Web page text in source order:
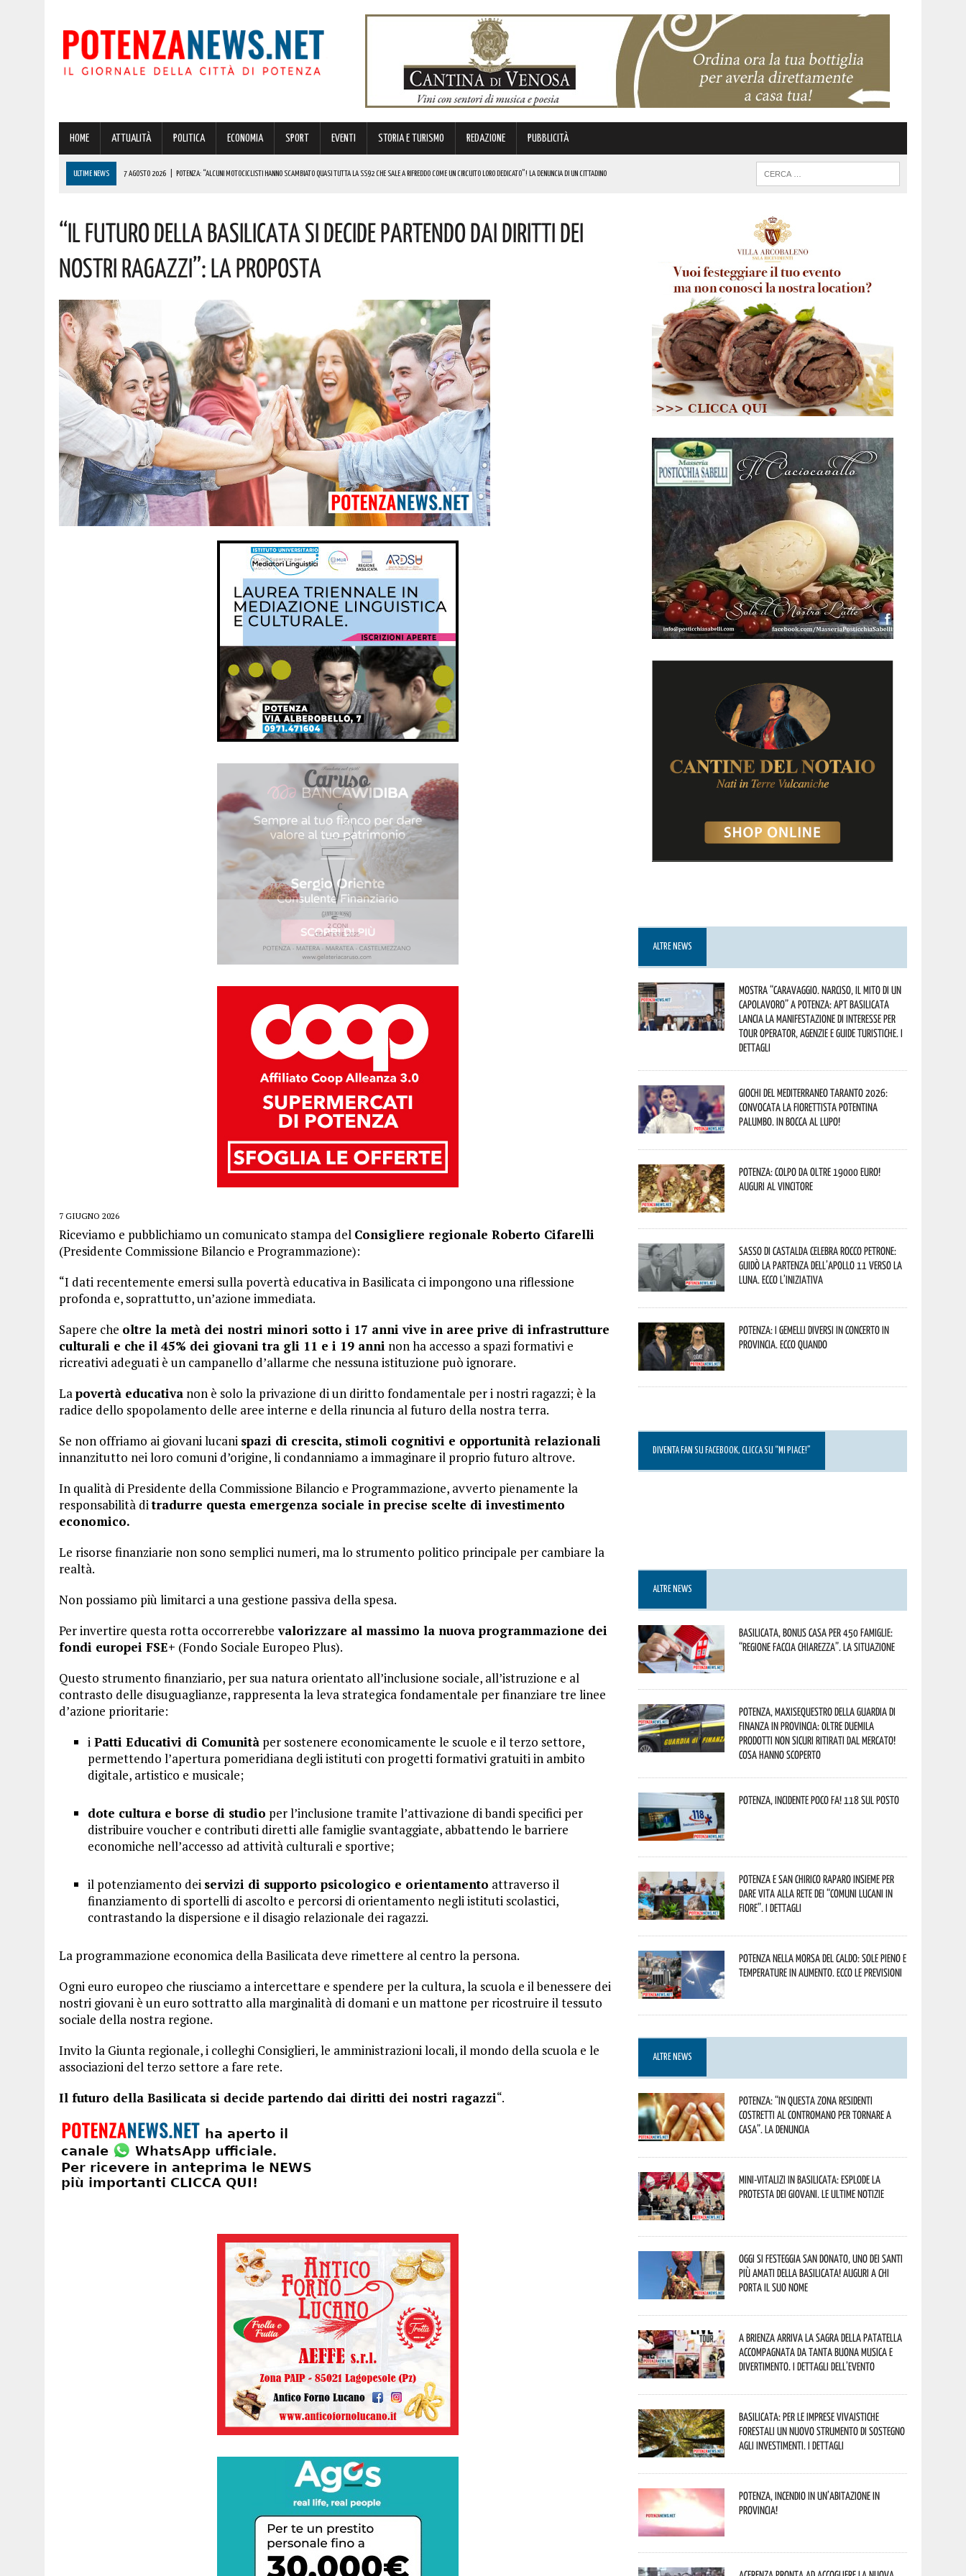
HOME ATTUALITÀ POLITICA ECONOMIA SPORT EVENTI STORIA E TURISMO REDAZIONE PUBBLICITÀ
ULTIME NEWS 7 AGOSTO 2026 POTENZA: “ALCUNI MOTOCICLISTI HANNO SCAMBIATO QUASI TUTTA LA SS92 CHE SALE A RIFREDDO COME UN CIRCUITO LORO DEDICATO”! LA DENUNCIA DI UN CITTADINO
7 AGOSTO 2026 | DALLA REGIONE VIA LIBERA ALLA REALIZZAZIONE A PICERNO E MELFI DI SISTEMI DI ACCUMULO DI ENERGIA ELETTRICA A BATTERIE. I DETTAGLI
7 AGOSTO 2026 BENZINA ANNACQUATA E GASOLIO SPORCO, UN IMPIANTO SU CINQUE NON È IN REGOLA: “IL PROBLEMA RIGUARDA L’INTERO TERRITORIO NAZIONALE”! I DETTAGLI
“Il Futuro Della Basilicata Si Decide Partendo Dai Diritti Dei
Nostri Ragazzi”: La Proposta
7 GIUGNO 2026
Riceviamo e pubblichiamo un comunicato stampa del Consigliere regionale Roberto Cifarelli
(Presidente Commissione Bilancio e Programmazione):
“I dati recentemente emersi sulla povertà educativa in Basilicata ci impongono una riflessione
profonda e, soprattutto, un’azione immediata.
Sapere che oltre la metà dei nostri minori sotto i 17 anni vive in aree prive di infrastrutture
culturali e che il 45% dei giovani tra gli 11 e i 19 anni non ha accesso a spazi formativi e
ricreativi adeguati è un campanello d’allarme che nessuna istituzione può ignorare.
Lapovertà educativa non è solo la privazione di un diritto fondamentale per i nostri ragazzi; è la
radice dello spopolamento delle aree interne e della rinuncia al futuro della nostra terra.
Se non offriamo ai giovani lucani spazi di crescita, stimoli cognitivi e opportunità relazionali
innanzitutto nei loro comuni d’origine, li condanniamo a immaginare il proprio futuro altrove.
In qualità di Presidente della Commissione Bilancio e Programmazione, avverto pienamente la
responsabilità ditradurre questa emergenza sociale in precise scelte di investimento
economico.
Le risorse finanziarie non sono semplici numeri, ma lo strumento politico principale per cambiare la
realtà.
Non possiamo più limitarci a una gestione passiva della spesa.
Per invertire questa rotta occorrerebbe valorizzare al massimo la nuova programmazione dei
fondi europei FSE+ (Fondo Sociale Europeo Plus).
Questo strumento finanziario, per sua natura orientato all’inclusione sociale, all’istruzione e al
contrasto delle disuguaglianze, rappresenta la leva strategica fondamentale per finanziare tre linee
d’azione prioritarie:
i Patti Educativi di Comunità per sostenere economicamente le scuole e il terzo settore,
permettendo l’apertura pomeridiana degli istituti con progetti formativi gratuiti in ambito
digitale, artistico e musicale;
dote cultura e borse di studio per l’inclusione tramite l’attivazione di bandi specifici per
distribuire voucher e contributi diretti alle famiglie svantaggiate, abbattendo le barriere
economiche nell’accesso ad attività culturali e sportive;
il potenziamento dei servizi di supporto psicologico e orientamento attraverso il
finanziamento di sportelli di ascolto e percorsi di orientamento negli istituti scolastici,
contrastando la dispersione e il disagio relazionale dei ragazzi.
La programmazione economica della Basilicata deve rimettere al centro la persona.
Ogni euro europeo che riusciamo a intercettare e spendere per la cultura, la scuola e il benessere dei
nostri giovani è un euro sottratto alla marginalità di domani e un mattone per ricostruire il tessuto
sociale della nostra regione.
Invito la Giunta regionale, i colleghi Consiglieri, le amministrazioni locali, il mondo della scuola e le
associazioni del terzo settore a fare rete.
Il futuro della Basilicata si decide partendo dai diritti dei nostri ragazzi“.
ALTRE NEWS
Mostra “Caravaggio. Narciso, il mito di un
capolavoro” a Potenza: APT Basilicata
lancia la manifestazione di interesse per
Tour Operator, Agenzie e Guide Turistiche. I
dettagli
Giochi del Mediterraneo Taranto 2026:
convocata la fiorettista potentina
Palumbo. In bocca al lupo!
Potenza: colpo da oltre 19000 Euro!
Auguri al vincitore
Sasso di Castalda celebra Rocco Petrone:
guidò la partenza dell’Apollo 11 verso la
Luna. Ecco l’iniziativa
Potenza: i Gemelli DiVersi in concerto in
provincia. Ecco quando
DIVENTA FAN SU FACEBOOK, CLICCA SU “MI PIACE!”
ALTRE NEWS
Basilicata, Bonus casa per 450 famiglie:
“Regione faccia chiarezza”. La situazione
Potenza, maxisequestro della Guardia di
Finanza in provincia: oltre duemila
prodotti non sicuri ritirati dal mercato!
Cosa hanno scoperto
Potenza, incidente poco fa! 118 sul posto
Potenza e San Chirico Raparo insieme per
dare vita alla rete dei “Comuni Lucani in
Fiore”. I dettagli
Potenza nella morsa del caldo: sole pieno e
temperature in aumento. Ecco le previsioni
ALTRE NEWS
Potenza: “In questa zona residenti
costretti al contromano per tornare a
casa”. La denuncia
Mini-vitalizi in Basilicata: esplode la
protesta dei giovani. Le ultime notizie
Oggi si festeggia San Donato, uno dei Santi
più amati della Basilicata! Auguri a chi
porta il suo nome
A Brienza arriva la Sagra della Patatella
accompagnata da tanta buona musica e
divertimento. I dettagli dell’evento
Basilicata: per le imprese vivaistiche
forestali un nuovo strumento di sostegno
agli investimenti. I dettagli
Potenza, incendio in un’abitazione in
provincia!